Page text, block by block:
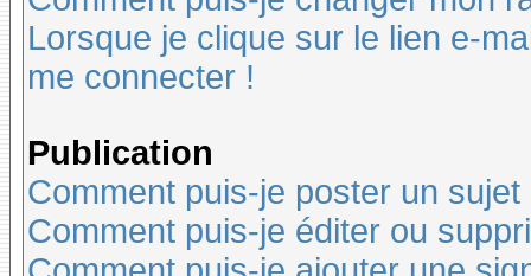
Lorsque je clique sur le lien e-
me connecter !
Publication
Comment puis-je poster un
Comment puis-je éditer ou